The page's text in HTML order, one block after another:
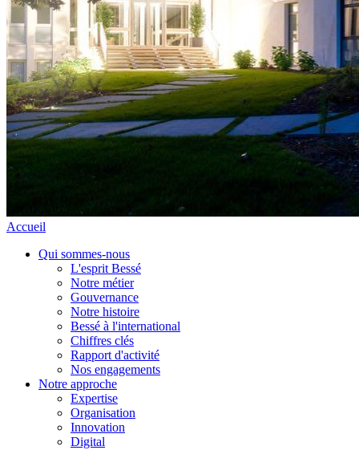
Accueil
Qui sommes-nous
L'esprit Bessé
Notre métier
Gouvernance
Notre histoire
Bessé à l'international
Chiffres clés
Rapport d'activité
Nos engagements
Notre approche
Expertise
Organisation
Innovation
Digital